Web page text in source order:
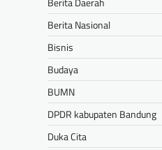
Berita Nasional
Bisnis
Budaya
BUMN
DPDR kabupaten Bandung
Duka Cita